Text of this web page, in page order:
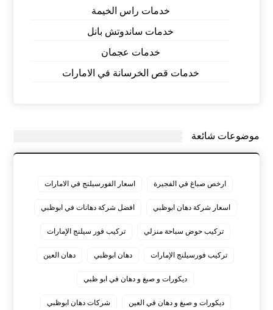
خدمات راس الخيمة
خدمات ساندوتش بانل
خدمات عجمان
خدمات قص الخرسانة في الامارات
موضوعات شائعة
ارخص صباغ في الفجيرة اسعار الفورسيلنج في الامارات
اسعار شركة دهان ابوظبي افضل شركة دهانات في ابوظبي
تركيب حوض سباحة منزلي تركيب فور سيلنج الإمارات
تركيب فورسيلنج الإمارات دهان ابوظبي دهان العين
ديكورات و صبغ و دهان في ابو ظبي
ديكورات و صبغ و دهان في العين شركات دهان ابوظبي